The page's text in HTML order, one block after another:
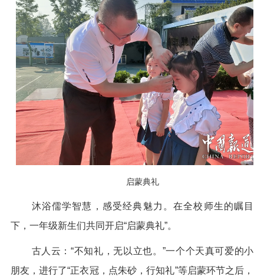
启蒙典礼
沐浴儒学智慧，感受经典魅力。在全校师生的瞩目
下，一年级新生们共同开启“启蒙典礼”。
古人云：“不知礼，无以立也。”一个个天真可爱的小
朋友，进行了“正衣冠，点朱砂，行知礼”等启蒙环节之后，